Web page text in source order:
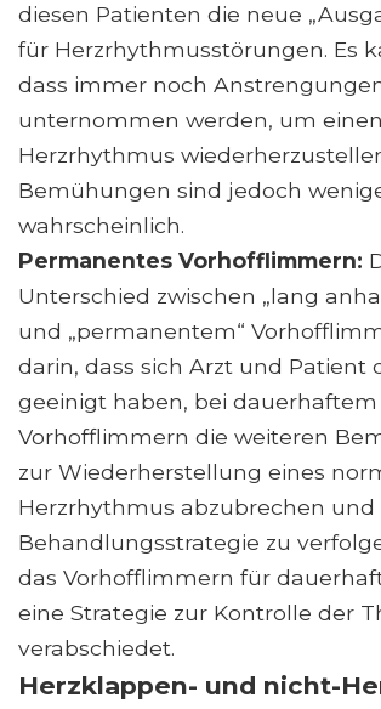
diesen Patienten die neue
für Herzrhythmusstörungen. Es
dass immer noch
unternommen werden, um
Herzrhythmus
Bemühungen sind jedoch
wahrscheinlich.
Permanentes Vorhofflimmern:
Unterschied zwischen „lang
und „permanentem“
darin, dass sich Arzt und Patient
geeinigt haben, bei dauerhaftem
Vorhofflimmern die weiteren
zur Wiederherstellung eines
Herzrhythmus abzubrechen und
Behandlungsstrategie zu
das Vorhofflimmern für
eine Strategie zur Kontrolle der
verabschiedet.
Herzklappen- und nicht-